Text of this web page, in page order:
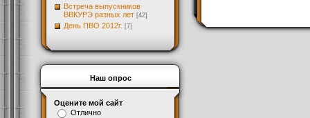
Встреча выпускников
ВВКУРЭ разных лет [42]
День ПВО 2012г. [7]
Наш опрос
Оцените мой сайт
Отлично